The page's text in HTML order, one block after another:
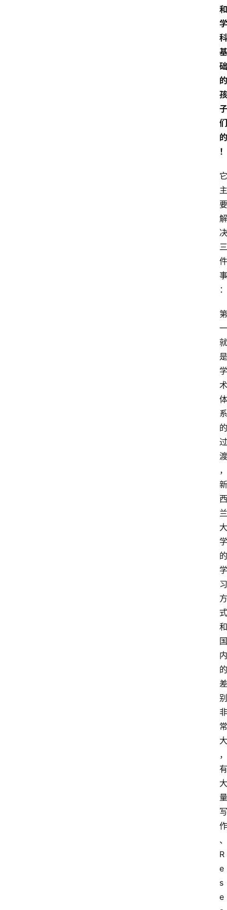
和
学
科
基
础
的
孩
子
们
的
！
它
主
要
解
决
三
件
事
：
第
一
就
是
学
术
体
系
的
过
渡
，
新
西
兰
大
学
的
学
习
方
式
和
国
内
的
差
别
非
常
大
，
有
大
量
写
作
、
R
e
s
e